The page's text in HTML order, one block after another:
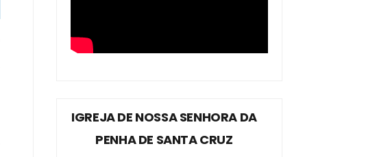
IGREJA DE NOSSA SENHORA DA
PENHA DE SANTA CRUZ